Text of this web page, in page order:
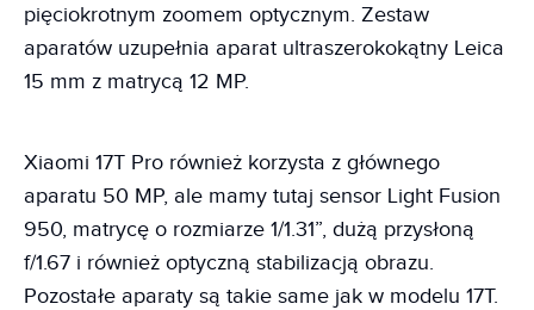
pięciokrotnym zoomem optycznym. Zestaw
aparatów uzupełnia aparat ultraszerokokątny Leica
15 mm z matrycą 12 MP.
Xiaomi 17T Pro również korzysta z głównego
aparatu 50 MP, ale mamy tutaj sensor Light Fusion
950, matrycę o rozmiarze 1/1.31”, dużą przysłoną
f/1.67 i również optyczną stabilizacją obrazu.
Pozostałe aparaty są takie same jak w modelu 17T.